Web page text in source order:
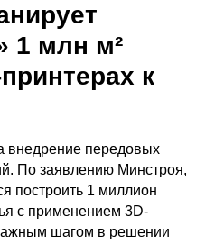
1 млн м²
к
внедрение передовых
По заявлению Минстроя,
построить 1 миллион
с применением 3D-
шагом в решении